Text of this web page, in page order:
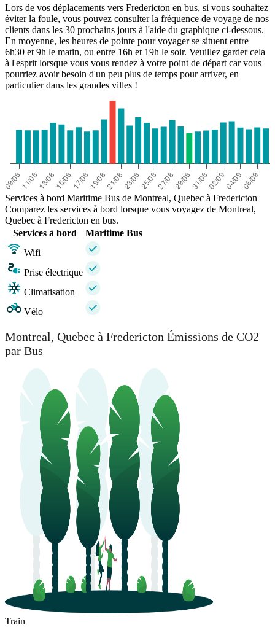
Lors de vos déplacements vers Fredericton en bus, si vous souhaitez
éviter la foule, vous pouvez consulter la fréquence de voyage de nos
clients dans les 30 prochains jours à l'aide du graphique ci-dessous.
En moyenne, les heures de pointe pour voyager se situent entre
6h30 et 9h le matin, ou entre 16h et 19h le soir. Veuillez garder cela
à l'esprit lorsque vous vous rendez à votre point de départ car vous
pourriez avoir besoin d'un peu plus de temps pour arriver, en
particulier dans les grandes villes !
Services à bord Maritime Bus de Montreal, Quebec à Fredericton
Comparez les services à bord lorsque vous voyagez de Montreal,
Quebec à Fredericton en bus.
Services à bord
Maritime Bus
Wifi
Prise électrique
Climatisation
Vélo
Montreal, Quebec à Fredericton Émissions de CO2
par Bus
Train